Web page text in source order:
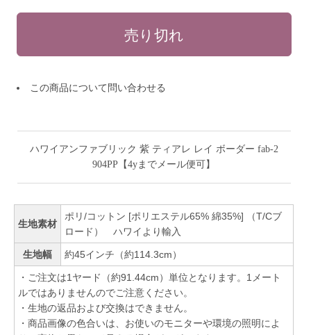
この商品について問い合わせる
ハワイアンファブリック 紫 ティアレ レイ ボーダー fab-2
904PP【4yまでメール便可】
生地素材
ポリ/コットン [ポリエステル65% 綿35%] （T/Cブ
ロード） ハワイより輸入
生地幅 約45インチ（約114.3cm）
・ご注文は1ヤード（約91.44cm）単位となります。1メート
ルではありませんのでご注意ください。
・生地の返品および交換はできません。
・商品画像の色合いは、お使いのモニターや環境の照明によ